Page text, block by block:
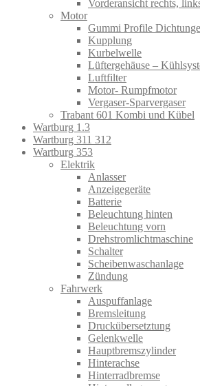
Vorderansicht rechts,
Motor
Gummi Profile
Kupplung
Kurbelwelle
Lüftergehäuse –
Luftfilter
Motor- Rumpfmotor
Vergaser-Sparvergaser
Trabant 601 Kombi und Kübel
Wartburg 1.3
Wartburg 311 312
Wartburg 353
Elektrik
Anlasser
Anzeigegeräte
Batterie
Beleuchtung hinten
Beleuchtung vorn
Drehstromlichtmaschine
Schalter
Scheibenwaschanlage
Zündung
Fahrwerk
Auspuffanlage
Bremsleitung
Druckübersetztung
Gelenkwelle
Hauptbremszylinder
Hinterachse
Hinterradbremse